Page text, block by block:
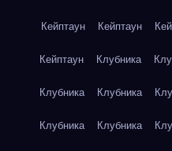
Кейптаун Кейптаун
Кейптаун Клубника
Клубника Клубника
Клубника Клубника